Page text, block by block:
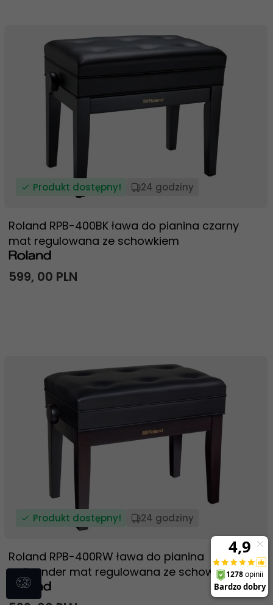
Produkt dostępny! 24 godziny
Roland RPB-400BK ława do pianina czarny
mat regulowana ze schowkiem
599, 00 PLN
Produkt dostępny! 24 godziny
Roland RPB-400RW ława do pianina
palisander mat regulowana ze schowkiem